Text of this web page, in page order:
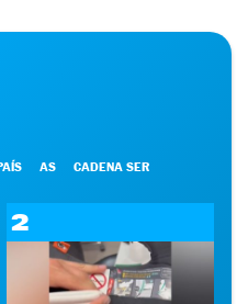
AS CADENA SER
2